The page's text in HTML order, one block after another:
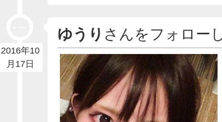
2016年10
月17日
ゆうり さんをフォロー